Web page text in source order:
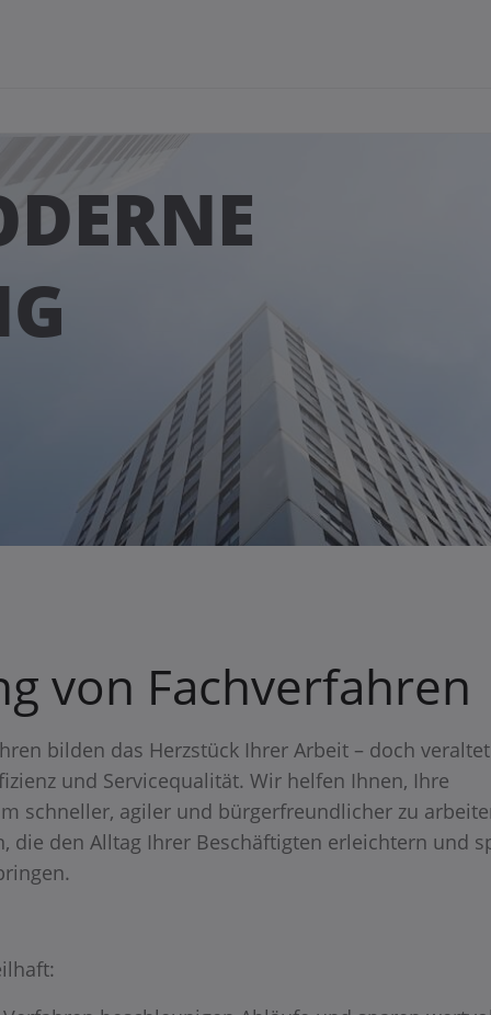
von Fachverfahren
bilden das Herzstück Ihrer Arbeit – doch
und Servicequalität. Wir helfen Ihnen, Ihre
schneller, agiler und bürgerfreundlicher zu
die den Alltag Ihrer Beschäftigten erleichtern und